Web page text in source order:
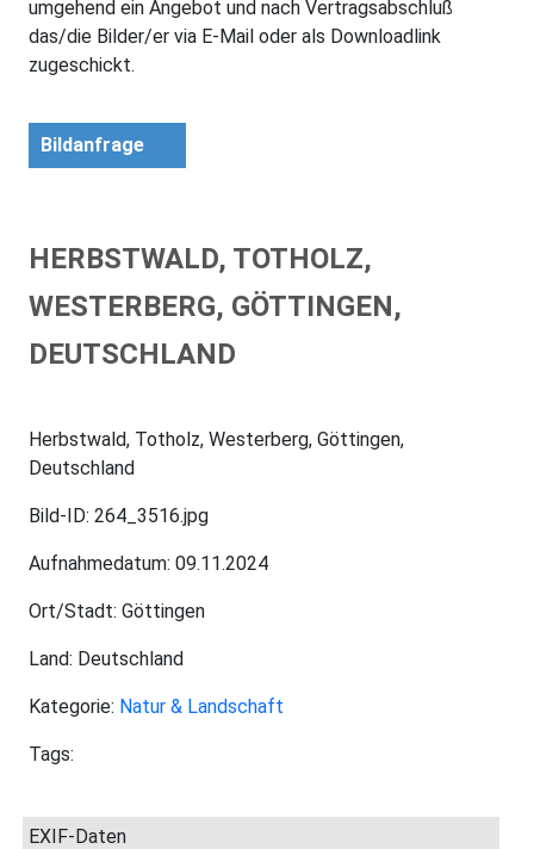
umgehend ein Angebot und nach Vertragsabschluß
das/die Bilder/er via E-Mail oder als Downloadlink
zugeschickt.
Bildanfrage
HERBSTWALD, TOTHOLZ,
WESTERBERG, GÖTTINGEN,
DEUTSCHLAND
Herbstwald, Totholz, Westerberg, Göttingen,
Deutschland
Bild-ID: 264_3516.jpg
Aufnahmedatum: 09.11.2024
Ort/Stadt: Göttingen
Land: Deutschland
Kategorie: Natur & Landschaft
Tags:
EXIF-Daten